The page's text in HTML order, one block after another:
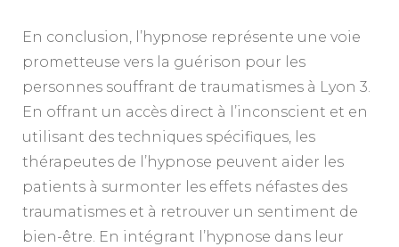
En conclusion, l’hypnose représente une voie
prometteuse vers la guérison pour les
personnes souffrant de traumatismes à Lyon 3.
En offrant un accès direct à l’inconscient et en
utilisant des techniques spécifiques, les
thérapeutes de l’hypnose peuvent aider les
patients à surmonter les effets néfastes des
traumatismes et à retrouver un sentiment de
bien-être. En intégrant l’hypnose dans leur